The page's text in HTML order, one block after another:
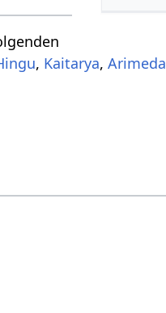
, Kaitarya,Arimeda